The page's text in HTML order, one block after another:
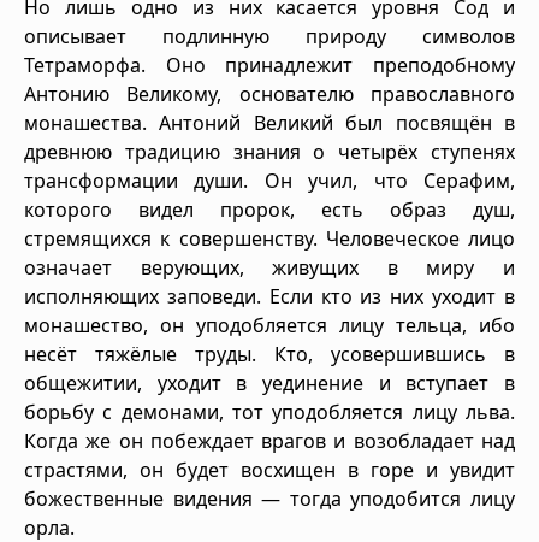
Но лишь одно из них касается уровня Сод и
описывает подлинную природу символов
Тетраморфа. Оно принадлежит преподобному
Антонию Великому, основателю православного
монашества. Антоний Великий был посвящён в
древнюю традицию знания о четырёх ступенях
трансформации души. Он учил, что Серафим,
которого видел пророк, есть образ душ,
стремящихся к совершенству. Человеческое лицо
означает верующих, живущих в миру и
исполняющих заповеди. Если кто из них уходит в
монашество, он уподобляется лицу тельца, ибо
несёт тяжёлые труды. Кто, усовершившись в
общежитии, уходит в уединение и вступает в
борьбу с демонами, тот уподобляется лицу льва.
Когда же он побеждает врагов и возобладает над
страстями, он будет восхищен в горе и увидит
божественные видения — тогда уподобится лицу
орла.